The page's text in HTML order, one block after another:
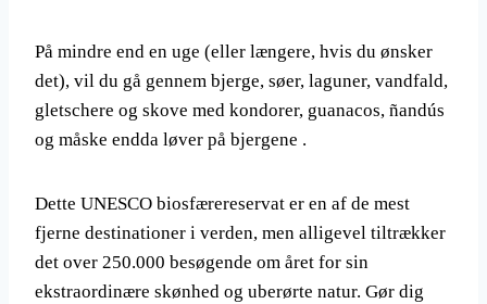
På mindre end en uge (eller længere, hvis du ønsker
det), vil du gå gennem bjerge, søer, laguner, vandfald,
gletschere og skove med kondorer, guanacos, ñandús
og måske endda løver på bjergene .
Dette UNESCO biosfærereservat er en af ​​de mest
fjerne destinationer i verden, men alligevel tiltrækker
det over 250.000 besøgende om året for sin
ekstraordinære skønhed og uberørte natur. Gør dig